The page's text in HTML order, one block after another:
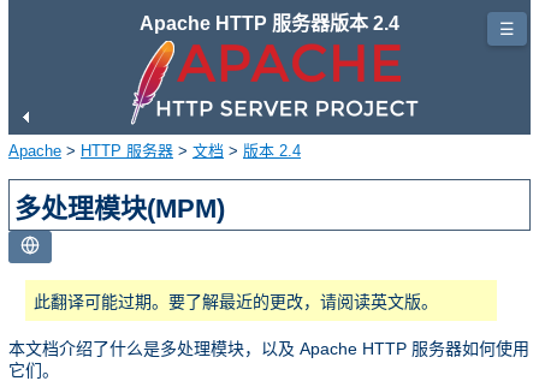
Apache HTTP 服务器版本 2.4
Apache > HTTP 服务器 > 文档 > 版本 2.4
多处理模块(MPM)
此翻译可能过期。要了解最近的更改，请阅读英文版。
本文档介绍了什么是多处理模块，以及 Apache HTTP 服务器如何使用
它们。
☰